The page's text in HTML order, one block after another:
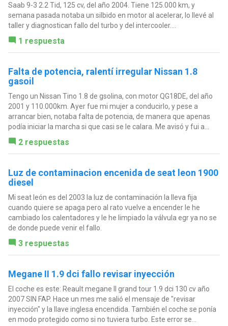
Saab 9-3 2.2 Tid, 125 cv, del año 2004. Tiene 125.000 km, y
semana pasada notaba un silbido en motor al acelerar, lo llevé al
taller y diagnostican fallo del turbo y del intercooler....
1 respuesta
Falta de potencia, ralentí irregular Nissan 1.8
gasoil
Tengo un Nissan Tino 1.8 de gsolina, con motor QG18DE, del año
2001 y 110.000km. Ayer fue mi mujer a conducirlo, y pese a
arrancar bien, notaba falta de potencia, de manera que apenas
podía iniciar la marcha si que casi se le calara. Me avisó y fui a...
2 respuestas
Luz de contaminacion encenida de seat leon 1900
diesel
Mi seat león es del 2003 la luz de contaminación la lleva fija
cuando quiere se apaga pero al rato vuelve a encender le he
cambiado los calentadores y le he limpiado la válvula egr ya no se
de donde puede venir el fallo.
3 respuestas
Megane II 1.9 dci fallo revisar inyección
El coche es este: Reault megane II grand tour 1.9 dci 130 cv año
2007 SIN FAP. Hace un mes me salió el mensaje de "revisar
inyección" y la llave inglesa encendida. También el coche se ponía
en modo protegido como si no tuviera turbo. Este error se...